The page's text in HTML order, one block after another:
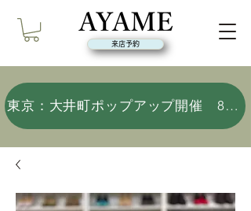
来店予約
東京：大井町ポップアップ開催 8/9(日)